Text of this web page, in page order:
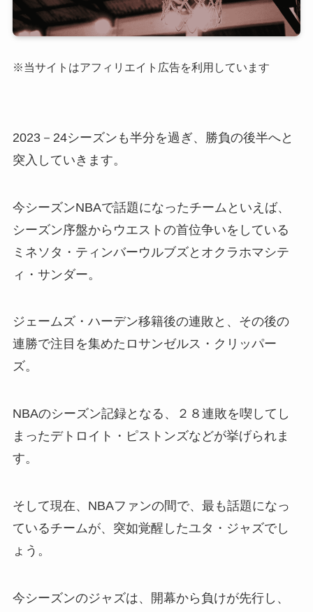
※当サイトはアフィリエイト広告を利用しています
2023－24シーズンも半分を過ぎ、勝負の後半へと
突入していきます。
今シーズンNBAで話題になったチームといえば、
シーズン序盤からウエストの首位争いをしている
ミネソタ・ティンバーウルブズとオクラホマシテ
ィ・サンダー。
ジェームズ・ハーデン移籍後の連敗と、その後の
連勝で注目を集めたロサンゼルス・クリッパー
ズ。
NBAのシーズン記録となる、２８連敗を喫してし
まったデトロイト・ピストンズなどが挙げられま
す。
そして現在、NBAファンの間で、最も話題になっ
ているチームが、突如覚醒したユタ・ジャズでし
ょう。
今シーズンのジャズは、開幕から負けが先行し、